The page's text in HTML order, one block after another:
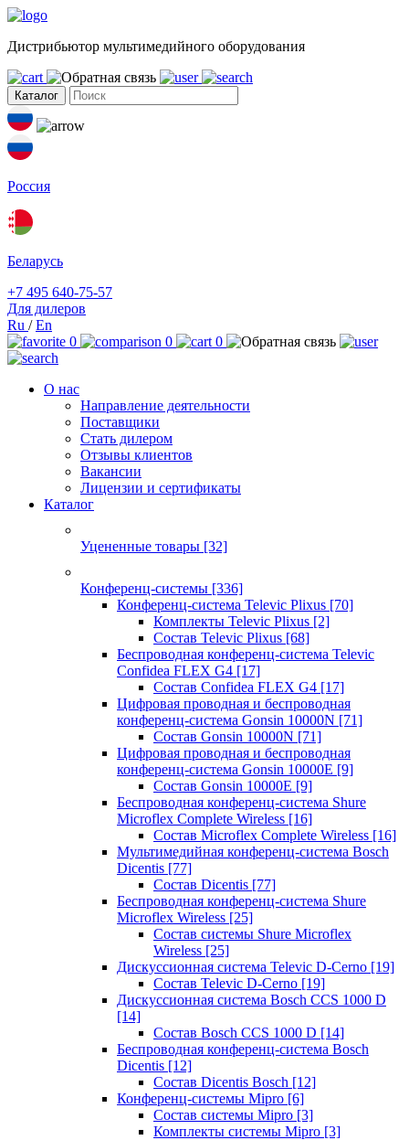
Дистрибьютор мультимедийного оборудования
Каталог
Россия
Беларусь
+7 495 640-75-57
Для дилеров
Ru /En
0
0 0
О нас
Направление деятельности
Поставщики
Стать дилером
Отзывы клиентов
Вакансии
Лицензии и сертификаты
Каталог
Уцененные товары [32]
Конференц-системы [336]
Конференц-система Televic Plixus [70]
Комплекты Televic Plixus [2]
Состав Televic Plixus [68]
Беспроводная конференц-система Televic
Confidea FLEX G4 [17]
Состав Confidea FLEX G4 [17]
Цифровая проводная и беспроводная
конференц-система Gonsin 10000N [71]
Состав Gonsin 10000N [71]
Цифровая проводная и беспроводная
конференц-система Gonsin 10000E [9]
Состав Gonsin 10000E [9]
Беспроводная конференц-система Shure
Microflex Complete Wireless [16]
Состав Microflex Complete Wireless [16]
Мультимедийная конференц-система Bosch
Dicentis [77]
Состав Dicentis [77]
Беспроводная конференц-система Shure
Microflex Wireless [25]
Состав системы Shure Microflex
Wireless [25]
Дискуссионная система Televic D-Cerno [19]
Состав Televic D-Cerno [19]
Дискуссионная система Bosch CCS 1000 D
[14]
Состав Bosch CCS 1000 D [14]
Беспроводная конференц-система Bosch
Dicentis [12]
Состав Dicentis Bosch [12]
Конференц-системы Mipro [6]
Состав системы Mipro [3]
Комплекты системы Mipro [3]